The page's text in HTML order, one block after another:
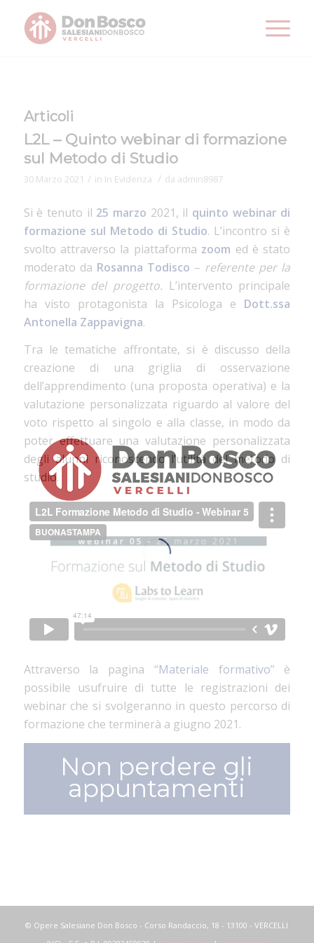
Articoli
L2L – Quinto webinar di formazione
sul Metodo di Studio
30 Marzo 2021 / in In Evidenza / da admin8987
Si è tenuto il 25 marzo 2021, il quinto webinar di
formazione sul Metodo di Studio. L’incontro si è
svolto attraverso la piattaforma zoom ed è stato
moderato da Rosanna Todisco – referente per la
formazione del progetto. L’intervento principale
ha visto protagonista la Psicologa e Dott.ssa
Antonella Zappavigna.
Tra le tematiche affrontate, si è discusso della
creazione di una griglia di osservazione
dell’apprendimento (una proposta operativa) e la
valutazione personalizzata riguardo al valore del
voto rispetto al singolo e alla classe, in modo da
poter effettuare una valutazione personalizzata
degli alunni riconoscendo l’utilità del metodo di
studio.
Attraverso la pagina “Materiale formativo” è
possibile usufruire di tutte le registrazioni dei
webinar che si svolgeranno in questo percorso di
formazione che terminerà a giugno 2021.
Non perdere gli
appuntamenti
© Opere Salesiane Don Bosco - Corso Randaccio, 18 - 13100 - VERCELLI